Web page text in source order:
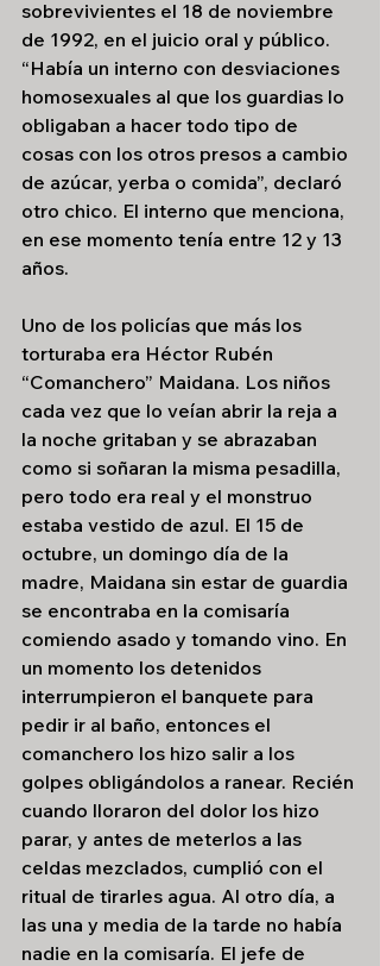
sobrevivientes el 18 de noviembre
de 1992, en el juicio oral y público.
“Había un interno con desviaciones
homosexuales al que los guardias lo
obligaban a hacer todo tipo de
cosas con los otros presos a cambio
de azúcar, yerba o comida”, declaró
otro chico. El interno que menciona,
en ese momento tenía entre 12 y 13
años.
Uno de los policías que más los
torturaba era Héctor Rubén
“Comanchero” Maidana. Los niños
cada vez que lo veían abrir la reja a
la noche gritaban y se abrazaban
como si soñaran la misma pesadilla,
pero todo era real y el monstruo
estaba vestido de azul. El 15 de
octubre, un domingo día de la
madre, Maidana sin estar de guardia
se encontraba en la comisaría
comiendo asado y tomando vino. En
un momento los detenidos
interrumpieron el banquete para
pedir ir al baño, entonces el
comanchero los hizo salir a los
golpes obligándolos a ranear. Recién
cuando lloraron del dolor los hizo
parar, y antes de meterlos a las
celdas mezclados, cumplió con el
ritual de tirarles agua. Al otro día, a
las una y media de la tarde no había
nadie en la comisaría. El jefe de